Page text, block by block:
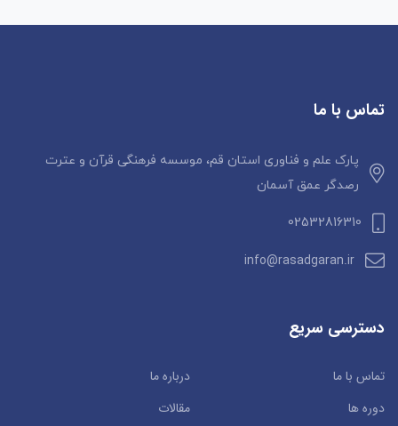
تماس با ما
پارک علم و فناوری استان قم، موسسه فرهنگی قرآن و عترت
رصدگر عمق آسمان
02532816310
info@rasadgaran.ir
دسترسی سریع
تماس با ما
درباره ما
دوره ها
مقالات